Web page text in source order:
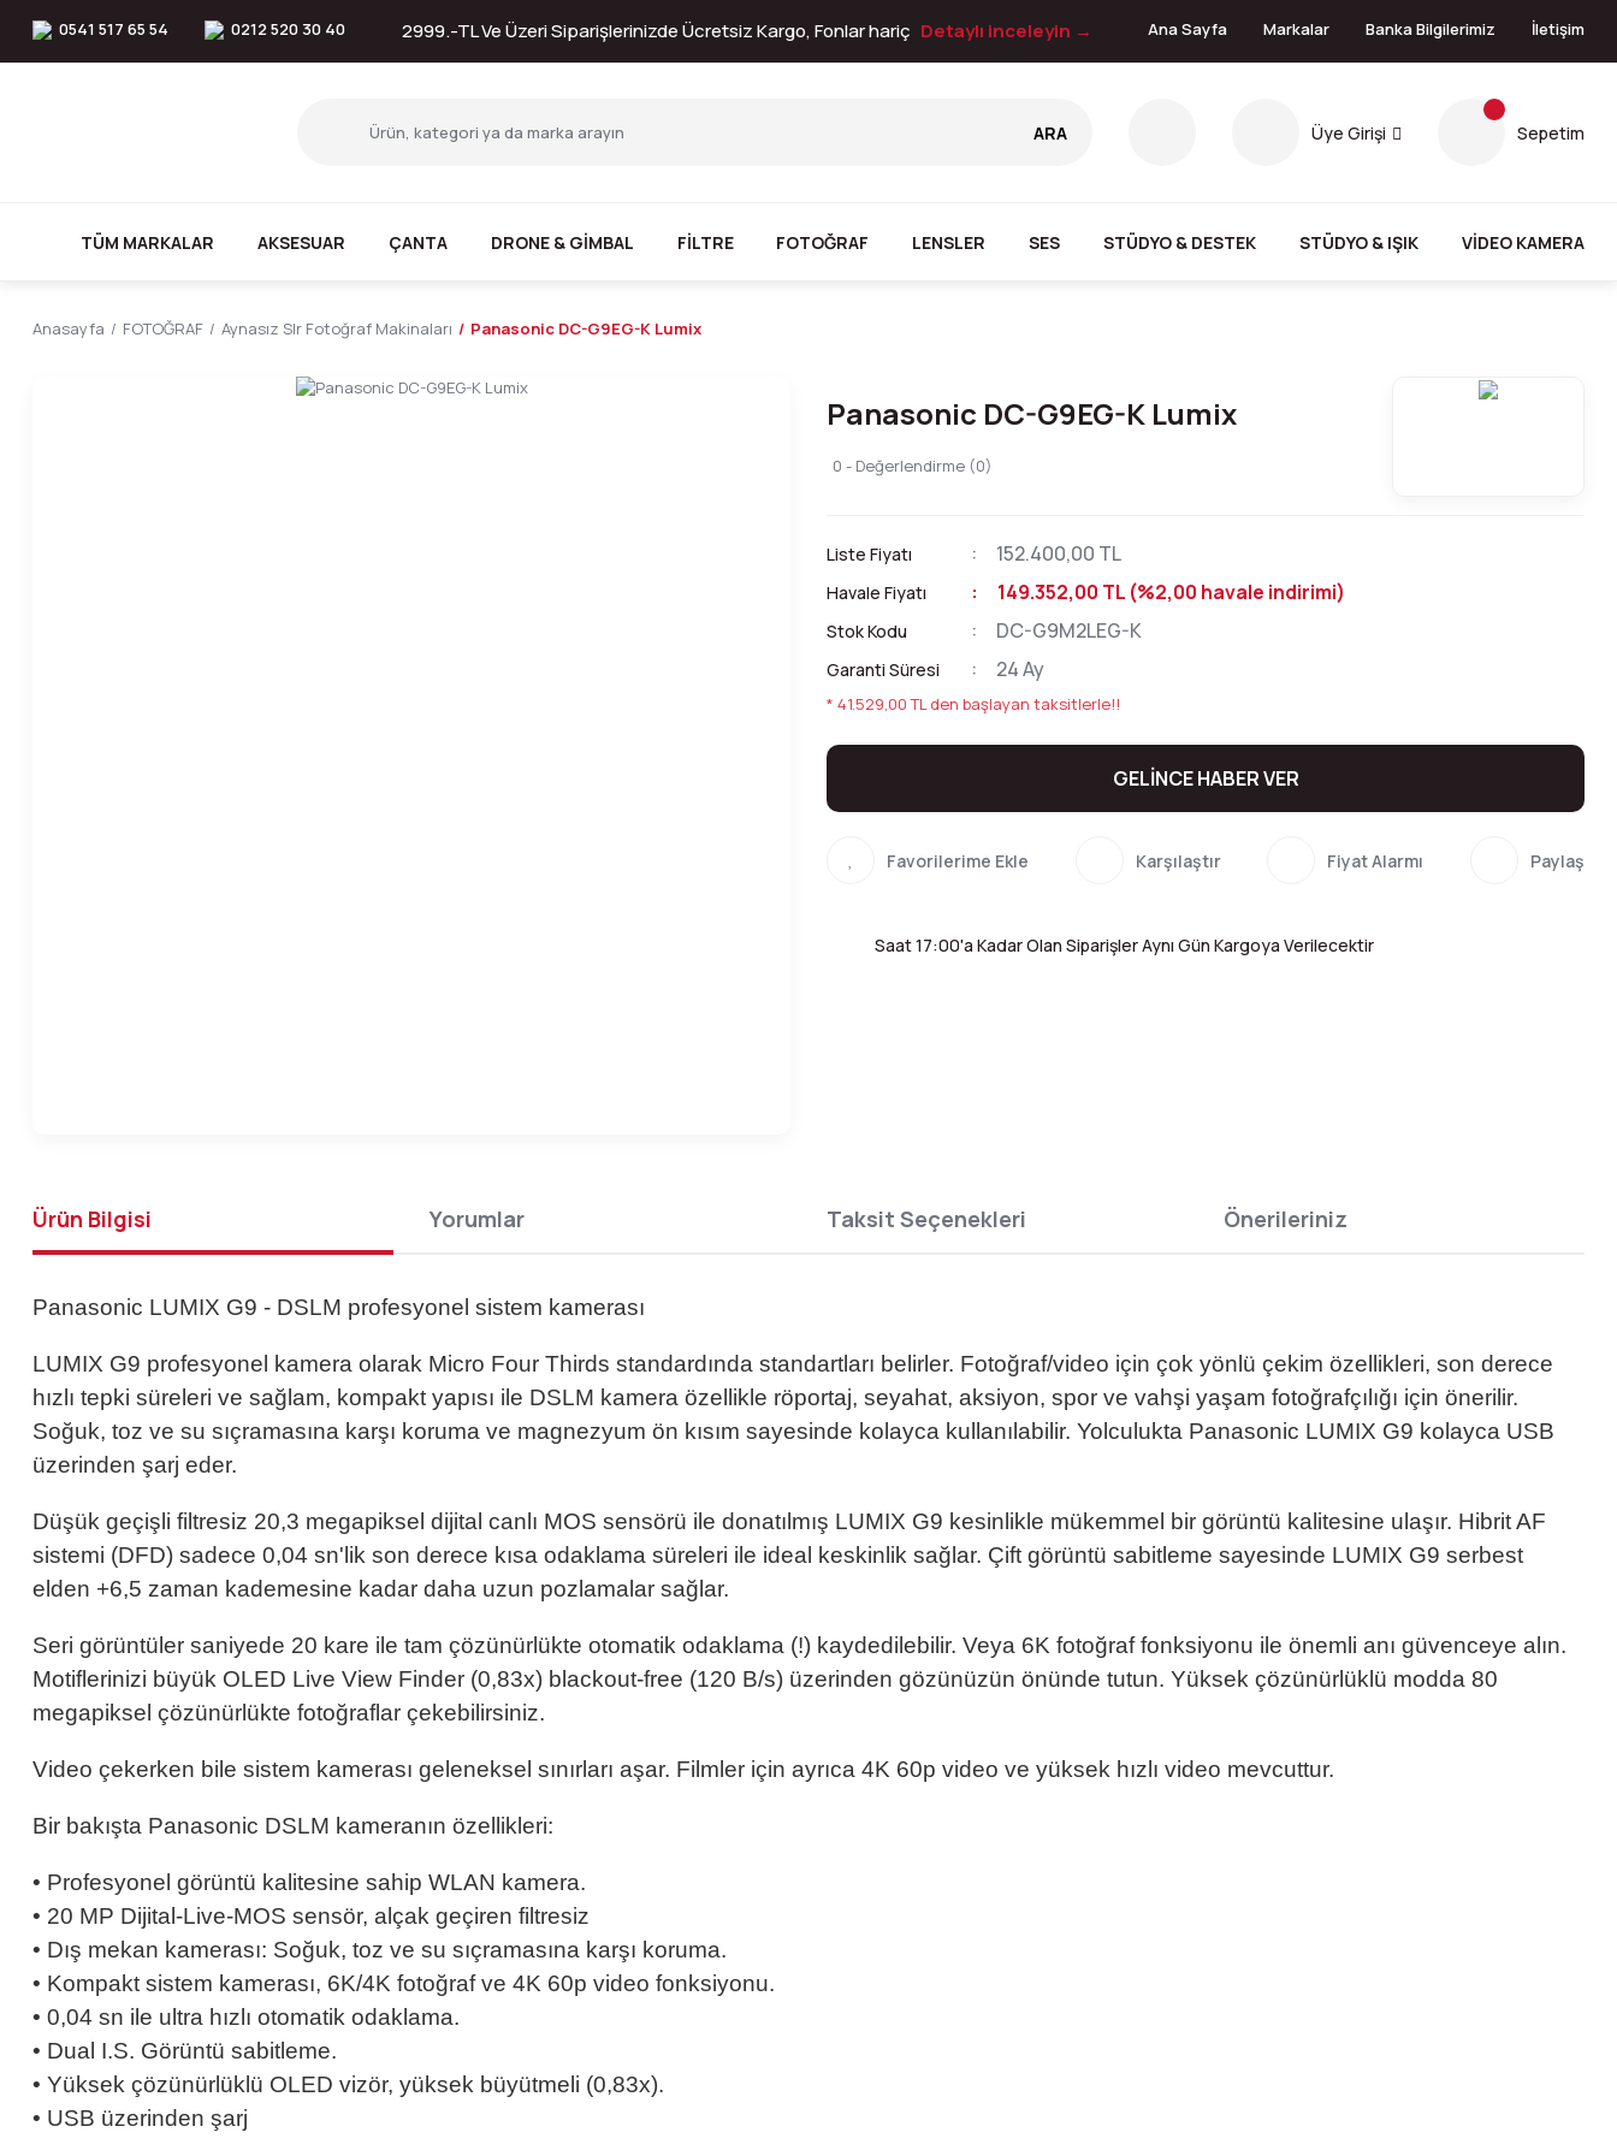
0541 517 65 54 0212 520 30 40 2999.-TL Ve Üzeri Siparişlerinizde Ücretsiz Kargo, Fonlar hariç Detaylı inceleyin → Ana Sayfa Markalar Banka Bilgilerimiz İletişim
ARA Üye Girişi Sepetim
TÜM MARKALAR AKSESUAR ÇANTA DRONE & GİMBAL FİLTRE FOTOĞRAF LENSLER SES STÜDYO & DESTEK STÜDYO & IŞIK VİDEO KAMERA
Anasayfa FOTOĞRAF Aynasız Slr Fotoğraf Makinaları Panasonic DC-G9EG-K Lumix
Panasonic DC-G9EG-K Lumix
0 - Değerlendirme (0)
Liste Fiyatı 152.400,00 TL
Havale Fiyatı 149.352,00 TL (%2,00 havale indirimi)
Stok Kodu DC-G9M2LEG-K
Garanti Süresi 24 Ay
* 41.529,00 TL den başlayan taksitlerle!!
GELİNCE HABER VER
Karşılaştır Fiyat Alarmı Paylaş
Saat 17:00'a Kadar Olan Siparişler Aynı Gün Kargoya Verilecektir
Ürün Bilgisi Yorumlar Taksit Seçenekleri Önerileriniz
Panasonic LUMIX G9 - DSLM profesyonel sistem kamerası
LUMIX G9 profesyonel kamera olarak Micro Four Thirds standardında standartları belirler. Fotoğraf/video için çok yönlü çekim özellikleri, son derece
hızlı tepki süreleri ve sağlam, kompakt yapısı ile DSLM kamera özellikle röportaj, seyahat, aksiyon, spor ve vahşi yaşam fotoğrafçılığı için önerilir.
Soğuk, toz ve su sıçramasına karşı koruma ve magnezyum ön kısım sayesinde kolayca kullanılabilir. Yolculukta Panasonic LUMIX G9 kolayca USB
üzerinden şarj eder.
Düşük geçişli filtresiz 20,3 megapiksel dijital canlı MOS sensörü ile donatılmış LUMIX G9 kesinlikle mükemmel bir görüntü kalitesine ulaşır. Hibrit AF
sistemi (DFD) sadece 0,04 sn'lik son derece kısa odaklama süreleri ile ideal keskinlik sağlar. Çift görüntü sabitleme sayesinde LUMIX G9 serbest
elden +6,5 zaman kademesine kadar daha uzun pozlamalar sağlar.
Seri görüntüler saniyede 20 kare ile tam çözünürlükte otomatik odaklama (!) kaydedilebilir. Veya 6K fotoğraf fonksiyonu ile önemli anı güvenceye alın.
Motiflerinizi büyük OLED Live View Finder (0,83x) blackout-free (120 B/s) üzerinden gözünüzün önünde tutun. Yüksek çözünürlüklü modda 80
megapiksel çözünürlükte fotoğraflar çekebilirsiniz.
Video çekerken bile sistem kamerası geleneksel sınırları aşar. Filmler için ayrıca 4K 60p video ve yüksek hızlı video mevcuttur.
Bir bakışta Panasonic DSLM kameranın özellikleri:
• Profesyonel görüntü kalitesine sahip WLAN kamera.
• 20 MP Dijital-Live-MOS sensör, alçak geçiren filtresiz
• Dış mekan kamerası: Soğuk, toz ve su sıçramasına karşı koruma.
• Kompakt sistem kamerası, 6K/4K fotoğraf ve 4K 60p video fonksiyonu.
• 0,04 sn ile ultra hızlı otomatik odaklama.
• Dual I.S. Görüntü sabitleme.
• Yüksek çözünürlüklü OLED vizör, yüksek büyütmeli (0,83x).
• USB üzerinden şarj